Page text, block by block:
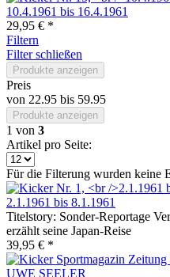
10.4.1961 bis 16.4.1961
29,95 € *
Filtern
Filter schließen
Produkte anzeigen
Preis
von 22.95 bis 59.95
Produkte anzeigen
1 von 3
Artikel pro Seite:
Für die Filterung wurden keine
2.1.1961 bis 8.1.1961
Titelstory: Sonder-Reportage
erzählt seine Japan-Reise
39,95 € *